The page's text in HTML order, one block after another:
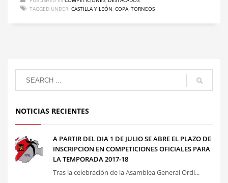
TAGGED UNDER: CASTILLA Y LEÓN COPA TORNEOS
NOTICIAS RECIENTES
A PARTIR DEL DIA 1 DE JULIO SE ABRE EL PLAZO DE
INSCRIPCION EN COMPETICIONES OFICIALES PARA
LA TEMPORADA 2017-18
Tras la celebración de la Asamblea General Ordi...